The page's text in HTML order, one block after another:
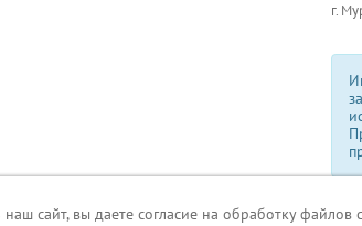
г.
сайт, вы даете согласие на обработку